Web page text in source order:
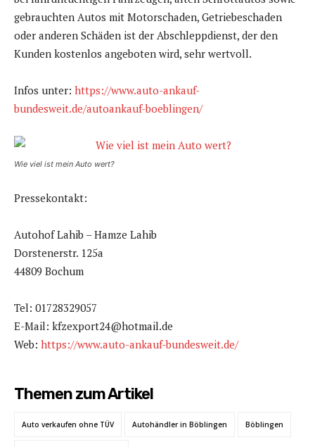
gebrauchten Autos mit Motorschaden, Getriebeschaden
oder anderen Schäden ist der Abschleppdienst, der den
Kunden kostenlos angeboten wird, sehr wertvoll.
Infos unter: https://www.auto-ankauf-
bundesweit.de/autoankauf-boeblingen/
Wie viel ist mein Auto wert?
Pressekontakt:
Autohof Lahib – Hamze Lahib
Dorstenerstr. 125a
44809 Bochum
Tel: 01728329057
E-Mail: kfzexport24@hotmail.de
Web: https://www.auto-ankauf-bundesweit.de/
Themen zum Artikel
Auto verkaufen ohne TÜV Autohändler in Böblingen Böblingen